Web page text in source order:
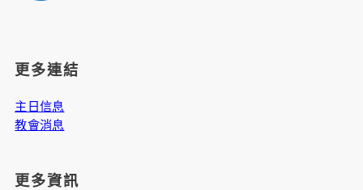
更多連結
主日信息
教會消息
更多資訊